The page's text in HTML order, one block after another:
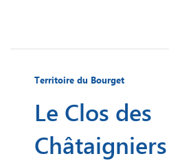
Territoire du Bourget
Le Clos des
Châtaigniers